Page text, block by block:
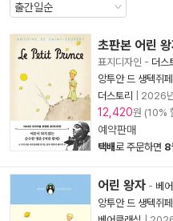
초판본 어린
표지디자인 - 더스
앙투안 드 생텍쥐페
더스토리
2026
12,420원 (10%
예약판매
택배로 주문하면 8
어린 왕자 - 베
앙투안 드 생텍쥐페